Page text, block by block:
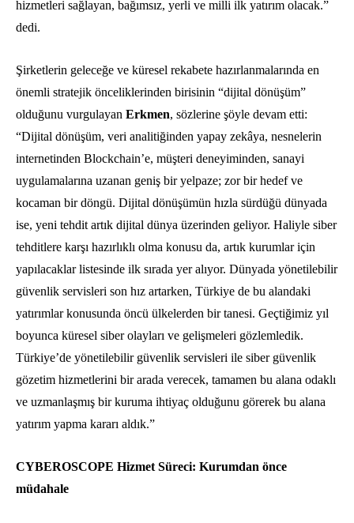
hizmetleri sağlayan, bağımsız, yerli ve milli ilk yatırım olacak.”
dedi.
Şirketlerin geleceğe ve küresel rekabete hazırlanmalarında en
önemli stratejik önceliklerinden birisinin “dijital dönüşüm”
olduğunu vurgulayan Erkmen, sözlerine şöyle devam etti:
“Dijital dönüşüm, veri analitiğinden yapay zekâya, nesnelerin
internetinden Blockchain’e, müşteri deneyiminden, sanayi
uygulamalarına uzanan geniş bir yelpaze; zor bir hedef ve
kocaman bir döngü. Dijital dönüşümün hızla sürdüğü dünyada
ise, yeni tehdit artık dijital dünya üzerinden geliyor. Haliyle siber
tehditlere karşı hazırlıklı olma konusu da, artık kurumlar için
yapılacaklar listesinde ilk sırada yer alıyor. Dünyada yönetilebilir
güvenlik servisleri son hız artarken, Türkiye de bu alandaki
yatırımlar konusunda öncü ülkelerden bir tanesi. Geçtiğimiz yıl
boyunca küresel siber olayları ve gelişmeleri gözlemledik.
Türkiye’de yönetilebilir güvenlik servisleri ile siber güvenlik
gözetim hizmetlerini bir arada verecek, tamamen bu alana odaklı
ve uzmanlaşmış bir kuruma ihtiyaç olduğunu görerek bu alana
yatırım yapma kararı aldık.”
CYBEROSCOPE Hizmet Süreci: Kurumdan önce
müdahale